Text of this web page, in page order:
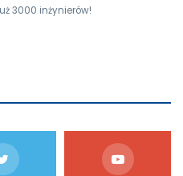
3000 inżynierów!